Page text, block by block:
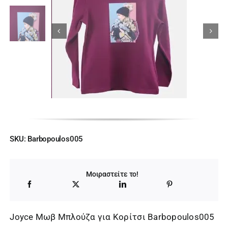
Κορίτσι
Εσώρουχα
Είδη Παρέλασης
Καλάθι
ENGLISH English
SKU: Barbopoulos005
Μοιραστείτε το!
Joyce Μωβ Μπλούζα για Κορίτσι Barbopoulos005